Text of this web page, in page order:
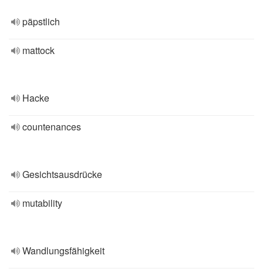
päpstlich
mattock
Hacke
countenances
Gesichtsausdrücke
mutability
Wandlungsfähigkeit